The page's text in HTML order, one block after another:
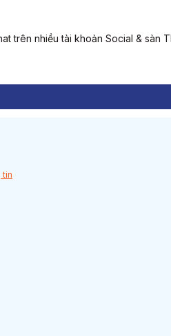
trên nhiều tài khoản Social & sàn
tin